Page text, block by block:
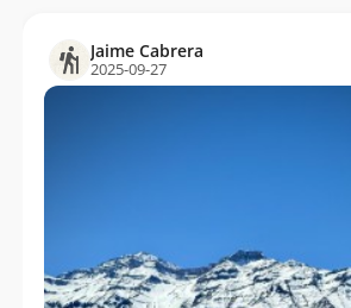
Jaime Cabrera
2025-09-27